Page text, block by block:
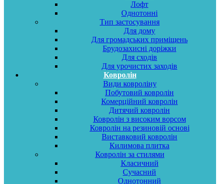
Лофт
Однотонні
Тип застосування
Для дому
Для громадських приміщень
Брудозахисні доріжки
Для сходів
Для урочистих заходів
Ковролін
Види ковроліну
Побутовий ковролін
Комерційний ковролін
Дитячий ковролін
Ковролін з високим ворсом
Ковролін на резиновій основі
Виставковий ковролін
Килимова плитка
Ковролін за стилями
Класичний
Сучасний
Однотонний